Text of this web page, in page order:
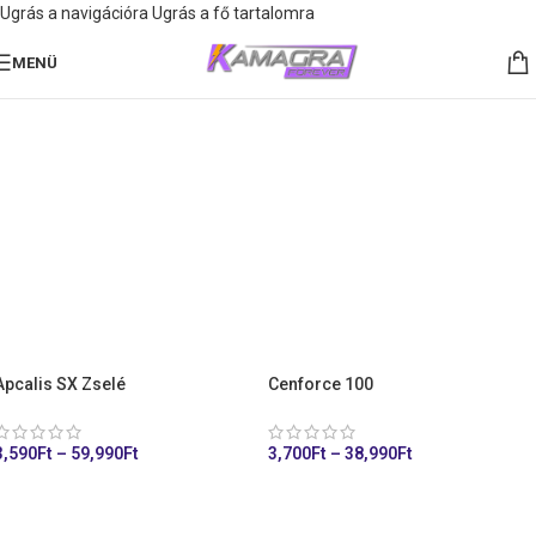
Ugrás a navigációra Ugrás a fő tartalomra
MENÜ
SX Zselé
Ft – 59,990Ft
Cenforce 100
3,700Ft – 38,990Ft